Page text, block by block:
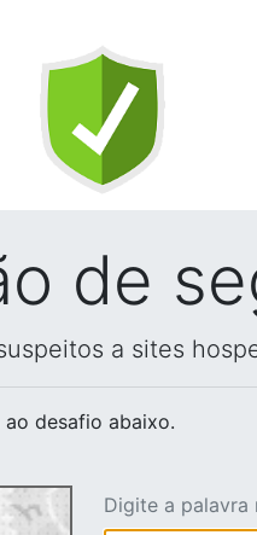
de
a sites
ao desafio abaixo.
Digite a palavra